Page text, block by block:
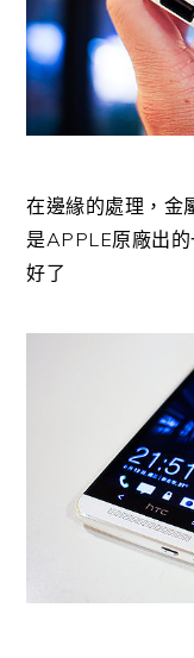
在邊緣的處理，金
是APPLE原廠出
好了